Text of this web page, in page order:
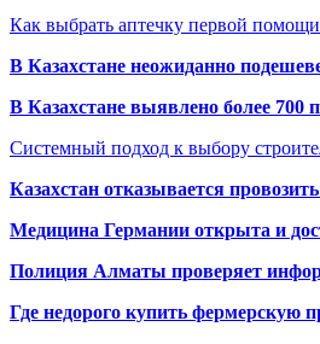
Как выбрать аптечку первой
В Казахстане неожиданно
В Казахстане выявлено более 700
Системный подход к выбору
Казахстан отказывается
Медицина Германии открыта и
Полиция Алматы проверяет
Где недорого купить фермерскую